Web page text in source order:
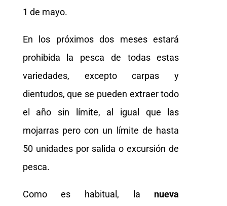
1 de mayo.
En los próximos dos meses estará
prohibida la pesca de todas estas
variedades, excepto carpas y
dientudos, que se pueden extraer todo
el año sin límite, al igual que las
mojarras pero con un límite de hasta
50 unidades por salida o excursión de
pesca.
Como es habitual, la nueva